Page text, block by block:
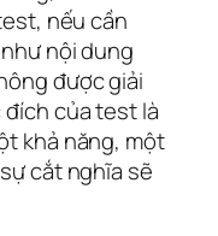
nếu cần
nội dung
được giải
đích của test là
khả năng, một
cắt nghĩa sẽ